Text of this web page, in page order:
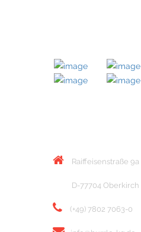
Raiffeisenstraße 9a
D-77704 Oberkirch
(+49) 7802 7063-0